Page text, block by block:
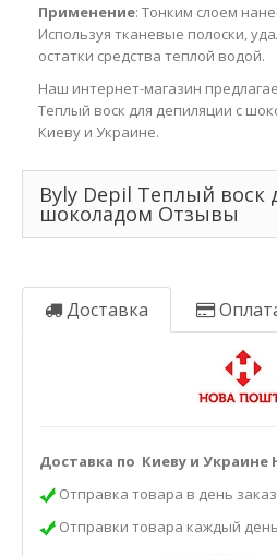
Применение: Тонким слоем
Используя тканевые полоски,
остатки средства теплой водой.
Наш интернет-магазин
Теплый воск для депиляции с
Киеву и Украине.
Byly Depil Теплый воск
шоколадом Отзывы
Доставка
Доставка по Киеву и Украине
Отправка товара в день
Отправки товара каждый